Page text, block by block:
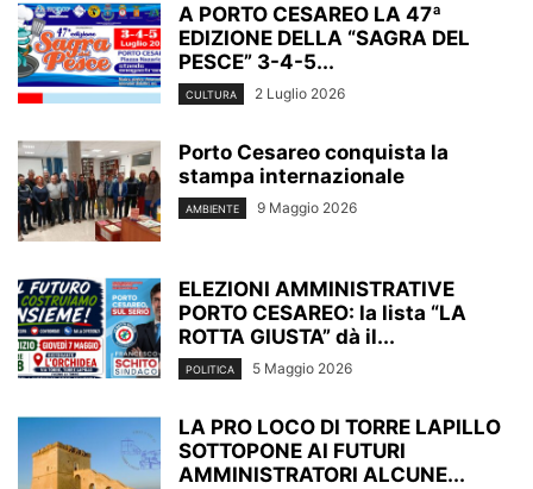
A PORTO CESAREO LA 47ª
EDIZIONE DELLA “SAGRA DEL
PESCE” 3-4-5...
CULTURA 2 Luglio 2026
Porto Cesareo conquista la
stampa internazionale
AMBIENTE 9 Maggio 2026
ELEZIONI AMMINISTRATIVE
PORTO CESAREO: la lista “LA
ROTTA GIUSTA” dà il...
POLITICA 5 Maggio 2026
LA PRO LOCO DI TORRE LAPILLO
SOTTOPONE AI FUTURI
AMMINISTRATORI ALCUNE...